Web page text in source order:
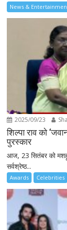
News &
2025/09/23
शिल्पा राव को
पुरस्कार
आज, 23 सितंबर को
सर्वश्रेष्ठ...
Awards Celebrities